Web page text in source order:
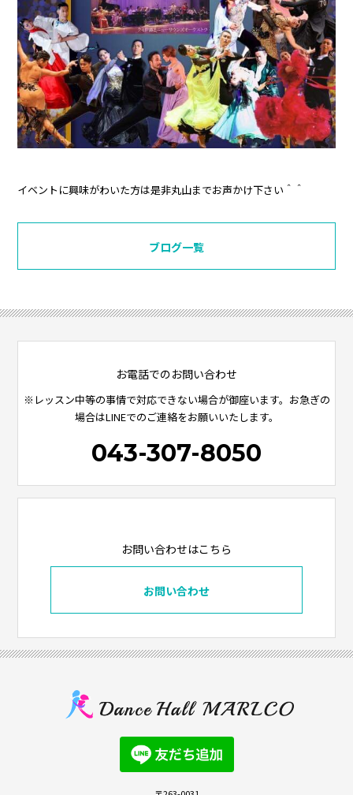
イベントに興味がわいた方は是非丸山までお声かけ下さい＾＾
ブログ一覧
お電話でのお問い合わせ
※レッスン中等の事情で対応できない場合が御座います。お急ぎの
場合はLINEでのご連絡をお願いいたします。
043-307-8050
お問い合わせはこちら
お問い合わせ